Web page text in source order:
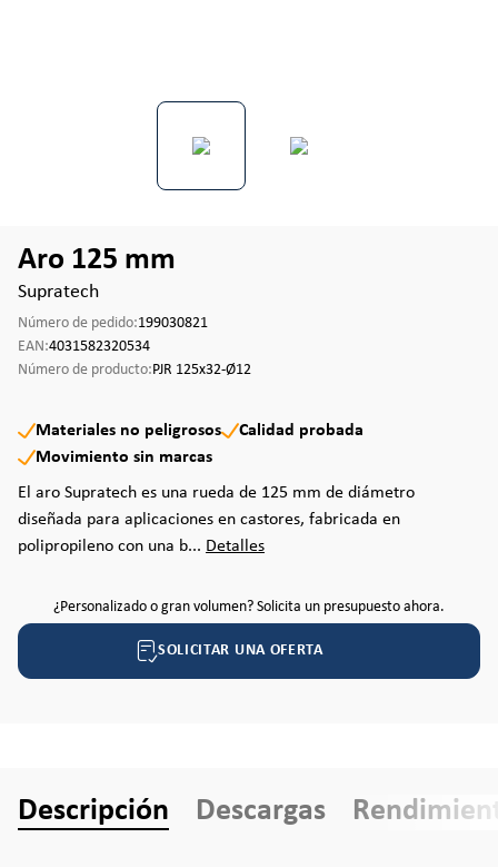
Aro 125 mm
Supratech
Número de pedido:199030821
EAN:4031582320534
Número de producto:PJR 125x32-Ø12
Materiales no peligrosos
Calidad probada
Movimiento sin marcas
El aro Supratech es una rueda de 125 mm de diámetro
diseñada para aplicaciones en castores, fabricada en
polipropileno con una b... Detalles
¿Personalizado o gran volumen? Solicita un presupuesto ahora.
SOLICITAR UNA OFERTA
Descripción Descargas